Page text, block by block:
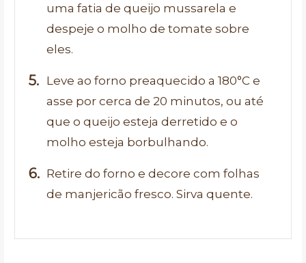
uma fatia de queijo mussarela e
despeje o molho de tomate sobre
eles.
Leve ao forno preaquecido a 180°C e
asse por cerca de 20 minutos, ou até
que o queijo esteja derretido e o
molho esteja borbulhando.
Retire do forno e decore com folhas
de manjericão fresco. Sirva quente.